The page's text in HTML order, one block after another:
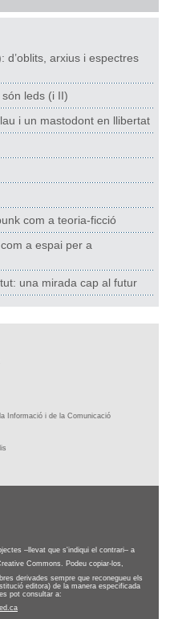
d’oblits, arxius i espectres
leds (i II)
i un mastodont en llibertat
com a teoria-ficció
a espai per a
una mirada cap al futur
Informació i de la Comunicació
–llevat que s'indiqui el contrari– a
Commons. Podeu copiar-los,
derivades sempre que reconegueu els
editora) de la manera especificada
pot consultar a: